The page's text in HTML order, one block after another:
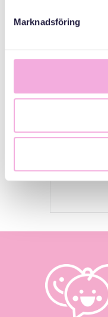
Marknadsföring